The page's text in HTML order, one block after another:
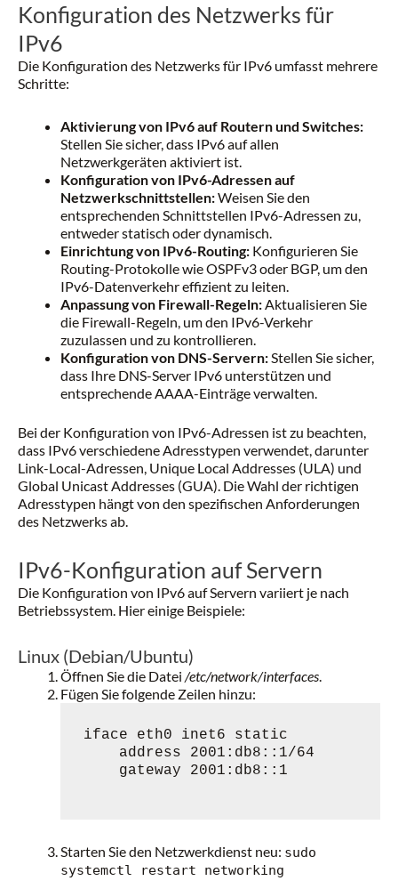
Konfiguration des Netzwerks für
IPv6
Die Konfiguration des Netzwerks für IPv6 umfasst mehrere
Schritte:
Aktivierung von IPv6 auf Routern und Switches:
Stellen Sie sicher, dass IPv6 auf allen
Netzwerkgeräten aktiviert ist.
Konfiguration von IPv6-Adressen auf
Netzwerkschnittstellen:Weisen Sie den
entsprechenden Schnittstellen IPv6-Adressen zu,
entweder statisch oder dynamisch.
Einrichtung von IPv6-Routing: Konfigurieren Sie
Routing-Protokolle wie OSPFv3 oder BGP, um den
IPv6-Datenverkehr effizient zu leiten.
Anpassung von Firewall-Regeln:Aktualisieren Sie
die Firewall-Regeln, um den IPv6-Verkehr
zuzulassen und zu kontrollieren.
Konfiguration von DNS-Servern:Stellen Sie sicher,
dass Ihre DNS-Server IPv6 unterstützen und
entsprechende AAAA-Einträge verwalten.
Bei der Konfiguration von IPv6-Adressen ist zu beachten,
dass IPv6 verschiedene Adresstypen verwendet, darunter
Link-Local-Adressen, Unique Local Addresses (ULA) und
Global Unicast Addresses (GUA). Die Wahl der richtigen
Adresstypen hängt von den spezifischen Anforderungen
des Netzwerks ab.
IPv6-Konfiguration auf Servern
Die Konfiguration von IPv6 auf Servern variiert je nach
Betriebssystem. Hier einige Beispiele:
Linux (Debian/Ubuntu)
Öffnen Sie die Datei /etc/network/interfaces.
Fügen Sie folgende Zeilen hinzu:
iface eth0 inet6 static
    address 2001:db8::1/64
    gateway 2001:db8::1
Starten Sie den Netzwerkdienst neu: sudo
systemctl restart networking